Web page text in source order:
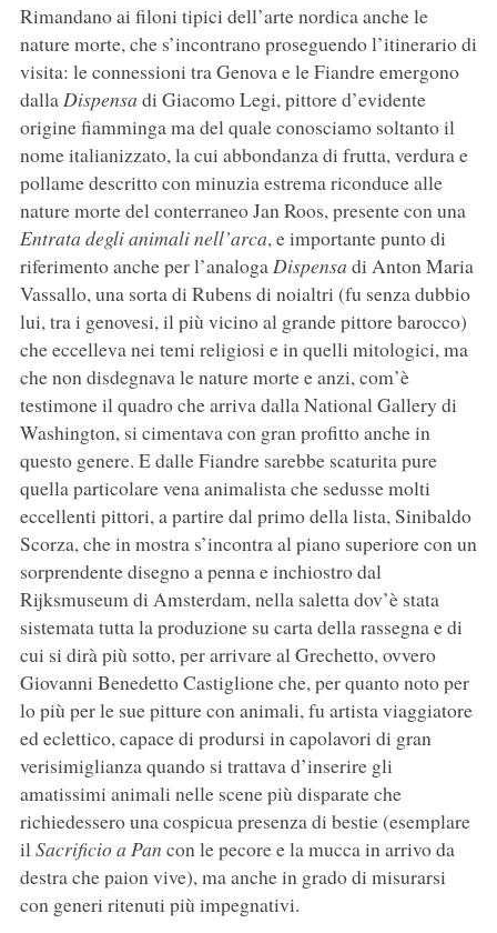
Rimandano ai filoni tipici dell’arte nordica anche le
nature morte, che s’incontrano proseguendo l’itinerario di
visita: le connessioni tra Genova e le Fiandre emergono
dalla Dispensa di Giacomo Legi, pittore d’evidente
origine fiamminga ma del quale conosciamo soltanto il
nome italianizzato, la cui abbondanza di frutta, verdura e
pollame descritto con minuzia estrema riconduce alle
nature morte del conterraneo Jan Roos, presente con una
Entrata degli animali nell’arca, e importante punto di
riferimento anche per l’analoga Dispensa di Anton Maria
Vassallo, una sorta di Rubens di noialtri (fu senza dubbio
lui, tra i genovesi, il più vicino al grande pittore barocco)
che eccelleva nei temi religiosi e in quelli mitologici, ma
che non disdegnava le nature morte e anzi, com’è
testimone il quadro che arriva dalla National Gallery di
Washington, si cimentava con gran profitto anche in
questo genere. E dalle Fiandre sarebbe scaturita pure
quella particolare vena animalista che sedusse molti
eccellenti pittori, a partire dal primo della lista, Sinibaldo
Scorza, che in mostra s’incontra al piano superiore con un
sorprendente disegno a penna e inchiostro dal
Rijksmuseum di Amsterdam, nella saletta dov’è stata
sistemata tutta la produzione su carta della rassegna e di
cui si dirà più sotto, per arrivare al Grechetto, ovvero
Giovanni Benedetto Castiglione che, per quanto noto per
lo più per le sue pitture con animali, fu artista viaggiatore
ed eclettico, capace di prodursi in capolavori di gran
verisimiglianza quando si trattava d’inserire gli
amatissimi animali nelle scene più disparate che
richiedessero una cospicua presenza di bestie (esemplare
il Sacrificio a Pan con le pecore e la mucca in arrivo da
destra che paion vive), ma anche in grado di misurarsi
con generi ritenuti più impegnativi.